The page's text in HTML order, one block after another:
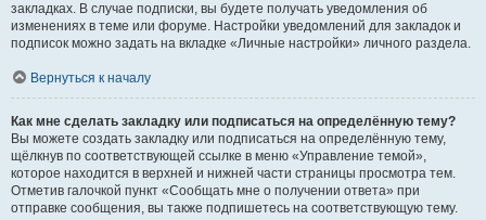
закладках. В случае подписки, вы будете получать уведомления об
изменениях в теме или форуме. Настройки уведомлений для закладок и
подписок можно задать на вкладке «Личные настройки» личного раздела.
Вернуться к началу
Как мне сделать закладку или подписаться на определённую тему?
Вы можете создать закладку или подписаться на определённую тему,
щёлкнув по соответствующей ссылке в меню «Управление темой»,
которое находится в верхней и нижней части страницы просмотра тем.
Отметив галочкой пункт «Сообщать мне о получении ответа» при
отправке сообщения, вы также подпишетесь на соответствующую тему.